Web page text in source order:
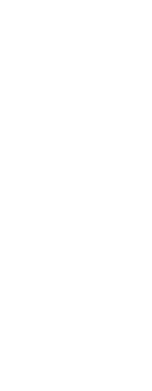
類)、年齢
照していま
）別・男女別
です